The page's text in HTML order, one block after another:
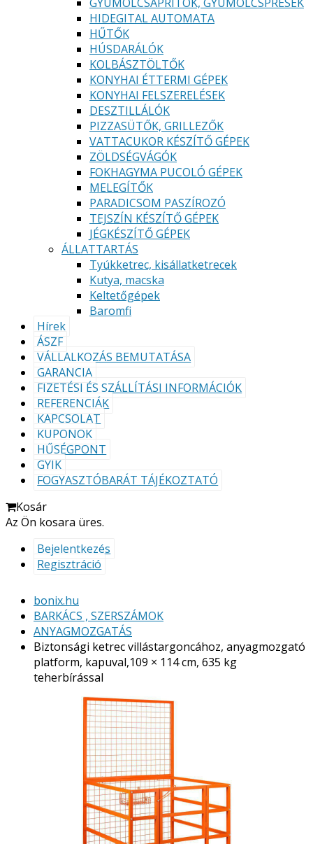
HIDEGITAL AUTOMATA
HŰTŐK
HÚSDARÁLÓK
KOLBÁSZTÖLTŐK
KONYHAI ÉTTERMI GÉPEK
KONYHAI FELSZERELÉSEK
DESZTILLÁLÓK
PIZZASÜTŐK, GRILLEZŐK
VATTACUKOR KÉSZÍTŐ GÉPEK
ZÖLDSÉGVÁGÓK
FOKHAGYMA PUCOLÓ GÉPEK
MELEGÍTŐK
PARADICSOM PASZÍROZÓ
TEJSZÍN KÉSZÍTŐ GÉPEK
JÉGKÉSZÍTŐ GÉPEK
ÁLLATTARTÁS
Tyúkketrec, kisállatketrecek
Kutya, macska
Keltetőgépek
Baromfi
Hírek
ÁSZF
VÁLLALKOZÁS BEMUTATÁSA
GARANCIA
FIZETÉSI ÉS SZÁLLÍTÁSI INFORMÁCIÓK
REFERENCIÁK
KAPCSOLAT
KUPONOK
HŰSÉGPONT
GYIK
FOGYASZTÓBARÁT TÁJÉKOZTATÓ
Kosár
Az Ön kosara üres.
Bejelentkezés
Regisztráció
bonix.hu
BARKÁCS , SZERSZÁMOK
ANYAGMOZGATÁS
Biztonsági ketrec villástargoncához, anyagmozgató
platform, kapuval,109 × 114 cm, 635 kg
teherbírással